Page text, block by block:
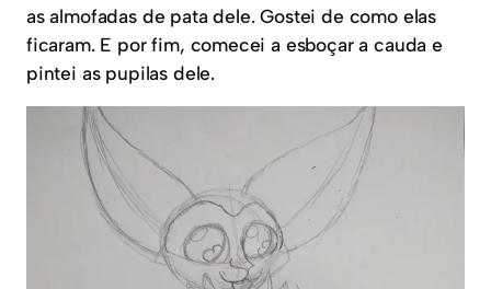
as almofadas de pata dele. Gostei de como elas
ficaram. E por fim, comecei a esboçar a cauda e
pintei as pupilas dele.